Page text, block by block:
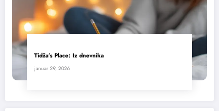
Tidža’s Place: Iz dnevnika
januar 29, 2026